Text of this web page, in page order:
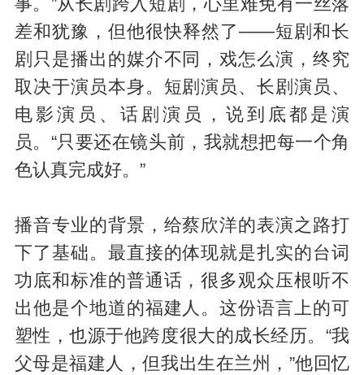
事。”从长剧跨入短剧，心里难免有一丝落
差和犹豫，但他很快释然了——短剧和长
剧只是播出的媒介不同，戏怎么演，终究
取决于演员本身。短剧演员、长剧演员、
电影演员、话剧演员，说到底都是演
员。“只要还在镜头前，我就想把每一个角
色认真完成好。”
播音专业的背景，给蔡欣洋的表演之路打
下了基础。最直接的体现就是扎实的台词
功底和标准的普通话，很多观众压根听不
出他是个地道的福建人。这份语言上的可
塑性，也源于他跨度很大的成长经历。“我
父母是福建人，但我出生在兰州，”他回忆